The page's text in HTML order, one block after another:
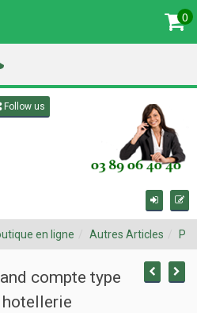
Follow us
0
en ligne Autres Articles
compte type